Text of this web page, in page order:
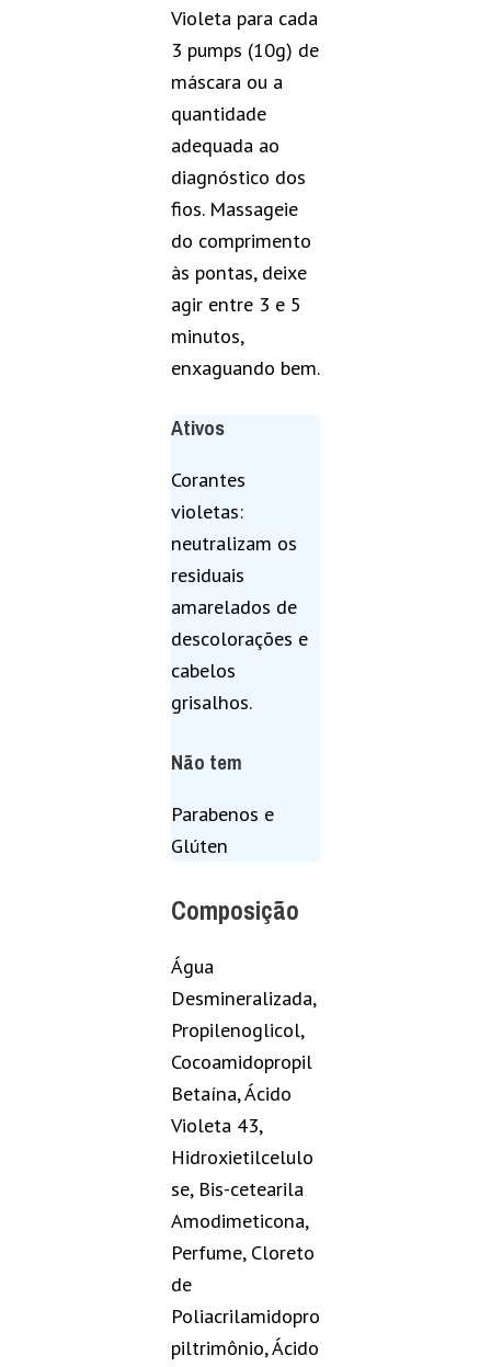
Violeta para cada
3 pumps (10g) de
máscara ou a
quantidade
adequada ao
diagnóstico dos
fios. Massageie
do comprimento
às pontas, deixe
agir entre 3 e 5
minutos,
enxaguando bem.
Ativos
Corantes
violetas:
neutralizam os
residuais
amarelados de
descolorações e
cabelos
grisalhos.
Não tem
Parabenos e
Glúten
Composição
Água
Desmineralizada,
Propilenoglicol,
Cocoamidopropil
Betaína, Ácido
Violeta 43,
Hidroxietilcelulo
se, Bis-cetearila
Amodimeticona,
Perfume, Cloreto
de
Poliacrilamidopro
piltrimônio, Ácido